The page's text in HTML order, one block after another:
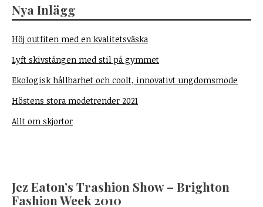
Nya Inlägg
Höj outfiten med en kvalitetsväska
Lyft skivstången med stil på gymmet
Ekologisk hållbarhet och coolt, innovativt ungdomsmode
Höstens stora modetrender 2021
Allt om skjortor
Jez Eaton’s Trashion Show – Brighton
Fashion Week 2010